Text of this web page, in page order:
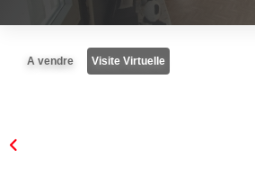
Qui Sommes Nous
Notre Équipe
Nous Rejoindre
A vendre Visite Virtuelle